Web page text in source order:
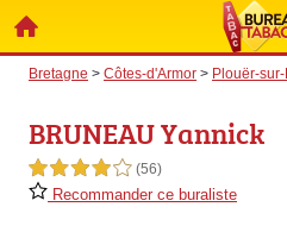
Bretagne > Côtes-d'Armor > Plouër-
BRUNEAU Yannick
4,0 étoiles sur 5 (56)
Recommander ce buraliste